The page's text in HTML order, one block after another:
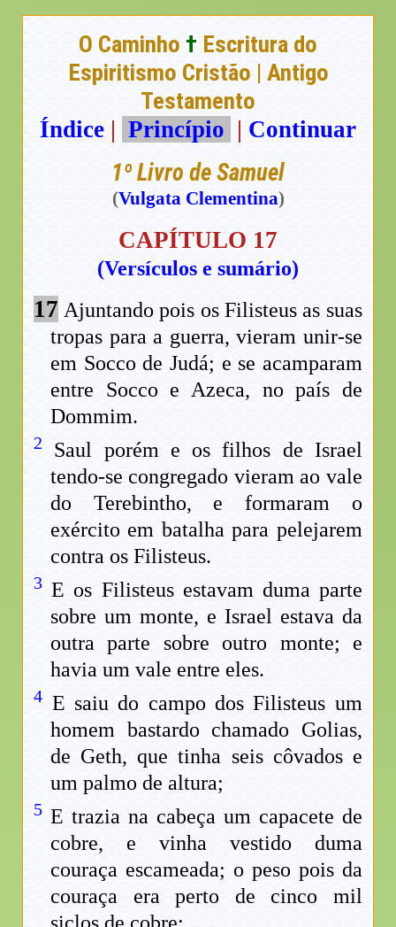
O Caminho † Escritura do
Espiritismo Cristão | Antigo
Testamento
Índice | Princípio | Continuar
1º Livro de Samuel
(Vulgata Clementina)
CAPÍTULO 17
(Versículos e sumário)
17 Ajuntando pois os Filisteus as suas
tropas para a guerra, vieram unir-se
em Socco de Judá; e se acamparam
entre Socco e Azeca, no país de
Dommim.
2
Saul porém e os filhos de Israel
tendo-se congregado vieram ao vale
do Terebintho, e formaram o
exército em batalha para pelejarem
contra os Filisteus.
3 E os Filisteus estavam duma parte
sobre um monte, e Israel estava da
outra parte sobre outro monte; e
havia um vale entre eles.
4 E saiu do campo dos Filisteus um
homem bastardo chamado Golias,
de Geth, que tinha seis côvados e
um palmo de altura;
5 E trazia na cabeça um capacete de
cobre, e vinha vestido duma
couraça escameada; o peso pois da
couraça era perto de cinco mil